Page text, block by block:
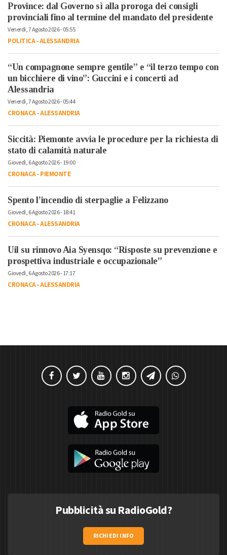
Province: dal Governo sì alla proroga dei consigli
provinciali fino al termine del mandato del presidente
Venerdì, 7 Agosto 2026 - 05:55
POLITICA-ALESSANDRIA
“Un compagnone sempre gentile” e “il terzo tempo con
un bicchiere di vino”: Guccini e i concerti ad
Alessandria
Venerdì, 7 Agosto 2026 - 05:44
CRONACA-ALESSANDRIA
Siccità: Piemonte avvia le procedure per la richiesta di
stato di calamità naturale
Giovedì, 6 Agosto 2026 - 19:00
CRONACA-PIEMONTE
Spento l’incendio di sterpaglie a Felizzano
Giovedì, 6 Agosto 2026 - 18:41
CRONACA-ALESSANDRIA
Uil su rinnovo Aia Syensqo: “Risposte su prevenzione e
prospettiva industriale e occupazionale”
Giovedì, 6 Agosto 2026 - 17:17
CRONACA-ALESSANDRIA
Pubblicità su RadioGold?
RICHIEDI INFO